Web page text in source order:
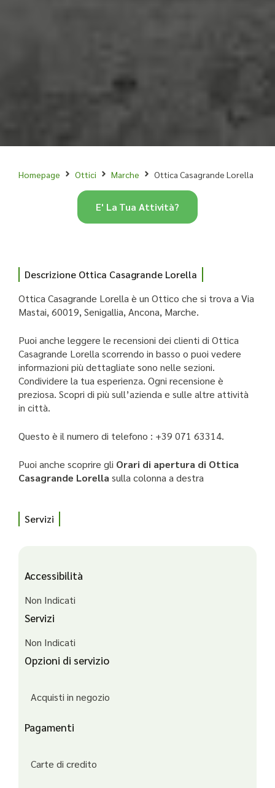
Homepage Ottici Marche Ottica Casagrande Lorella
Descrizione Ottica Casagrande Lorella
Ottica Casagrande Lorella è un Ottico che si trova a Via
Mastai, 60019, Senigallia, Ancona, Marche.
Puoi anche leggere le recensioni dei clienti di Ottica
Casagrande Lorella scorrendo in basso o puoi vedere
informazioni più dettagliate sono nelle sezioni.
Condividere la tua esperienza. Ogni recensione è
preziosa. Scopri di più sull’azienda e sulle altre attività
in città.
Questo è il numero di telefono : +39 071 63314.
Puoi anche scoprire gli Orari di apertura di Ottica
Casagrande Lorella sulla colonna a destra
Servizi
Accessibilità
Non Indicati
Servizi
Non Indicati
Opzioni di servizio
Acquisti in negozio
Pagamenti
Carte di credito
E' La Tua Attività?